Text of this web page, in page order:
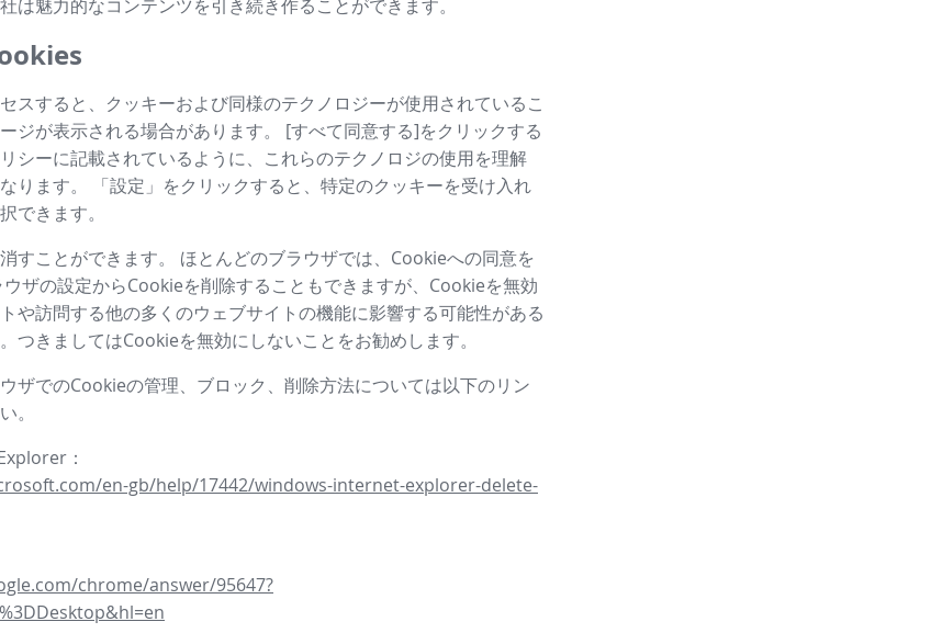
は魅力的なコンテンツを引き続き作ることができます。
スすると、クッキーおよび同様のテクノロジーが使用されているこ
ジが表示される場合があります。 [すべて同意する]をクリックする
シーに記載されているように、これらのテクノロジの使用を理解
ります。 「設定」をクリックすると、特定のクッキーを受け入れ
できます。
すことができます。 ほとんどのブラウザでは、Cookieへの同意を
ザの設定からCookieを削除することもできますが、Cookieを無効
や訪問する他の多くのウェブサイトの機能に影響する可能性がある
つきましてはCookieを無効にしないことをお勧めします。
ザでのCookieの管理、ブロック、削除方法については以下のリン
。
：
en-gb/help/17442/windows-internet-explorer-delete-
chrome/answer/95647?